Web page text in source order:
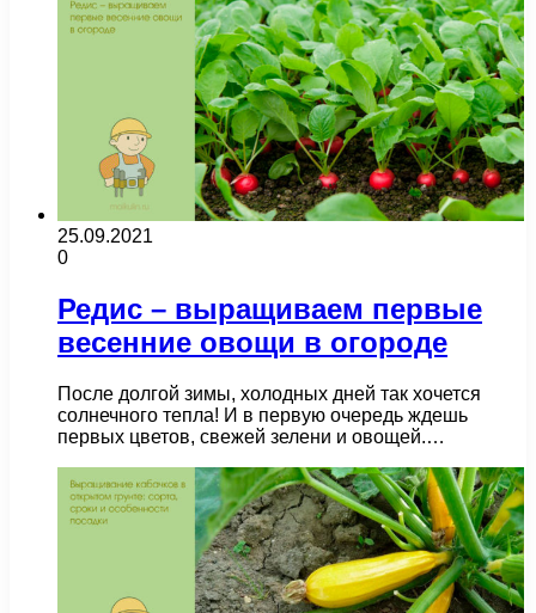
25.09.2021
0
Редис – выращиваем первые
весенние овощи в огороде
После долгой зимы, холодных дней так хочется
солнечного тепла! И в первую очередь ждешь
первых цветов, свежей зелени и овощей.…